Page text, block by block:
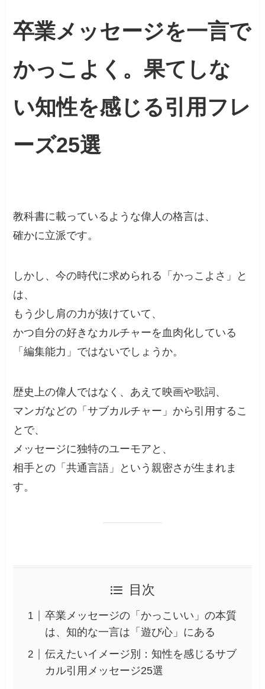
卒業メッセージを一言で
かっこよく。果てしな
い知性を感じる引用フレ
ーズ25選
教科書に載っているような偉人の格言は、
確かに立派です。
しかし、今の時代に求められる「かっこよさ」と
は、
もう少し肩の力が抜けていて、
かつ自分の好きなカルチャーを血肉化している
「編集能力」ではないでしょうか。
歴史上の偉人ではなく、あえて映画や歌詞、
マンガなどの「サブカルチャー」から引用するこ
とで、
メッセージに独特のユーモアと、
相手との「共通言語」という親密さが生まれま
す。
目次
卒業メッセージの「かっこいい」の本質
は、知的な一言は「遊び心」にある
伝えたいイメージ別：知性を感じるサブ
カル引用メッセージ25選